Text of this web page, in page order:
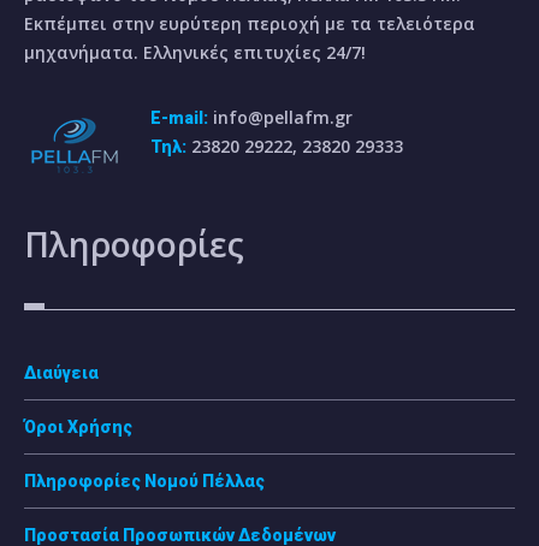
Εκπέμπει στην ευρύτερη περιοχή με τα τελειότερα
μηχανήματα. Ελληνικές επιτυχίες 24/7!
E-mail: info@pellafm.gr
Τηλ: 23820 29222, 23820 29333
Πληροφορίες
Διαύγεια
Όροι Χρήσης
Πληροφορίες Νομού Πέλλας
Προστασία Προσωπικών Δεδομένων